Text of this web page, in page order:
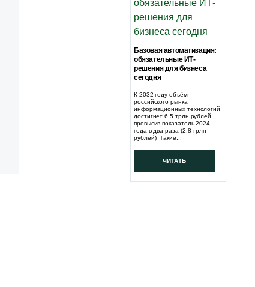
Базовая автоматизация:
обязательные ИТ-
решения для бизнеса
сегодня
К 2032 году объём
российского рынка
информационных технологий
достигнет 6,5 трлн рублей,
превысив показатель 2024
года в два раза (2,8 трлн
рублей). Такие...
ЧИТАТЬ